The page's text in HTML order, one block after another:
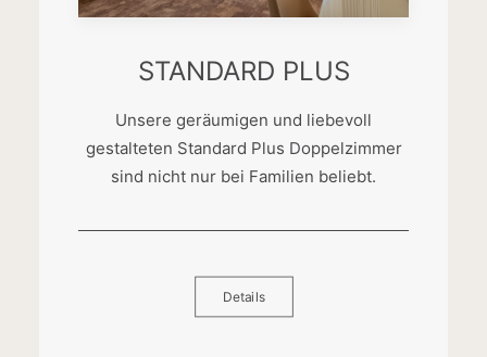
STANDARD PLUS
Unsere geräumigen und liebevoll
gestalteten Standard Plus Doppelzimmer
sind nicht nur bei Familien beliebt.
Details